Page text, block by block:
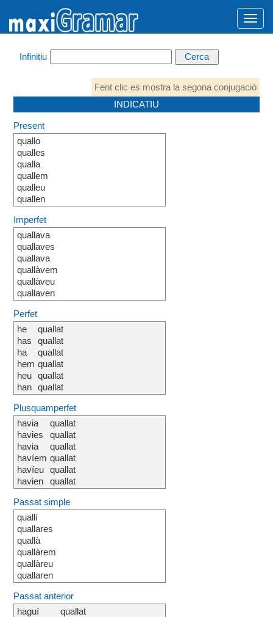
Infinitiu
Fent clic es mostra la segona conjugació
INDICATIU
Present
quallo
qualles
qualla
quallem
qualleu
quallen
Imperfet
quallava
quallaves
quallava
quallàvem
quallàveu
quallaven
Perfet
he
has
ha
hem
heu
han
quallat
quallat
quallat
quallat
quallat
quallat
Plusquamperfet
havia
havies
havia
havíem
havíeu
havien
quallat
quallat
quallat
quallat
quallat
quallat
Passat simple
quallí
quallares
quallà
quallàrem
quallàreu
quallaren
Passat anterior
haguí
quallat